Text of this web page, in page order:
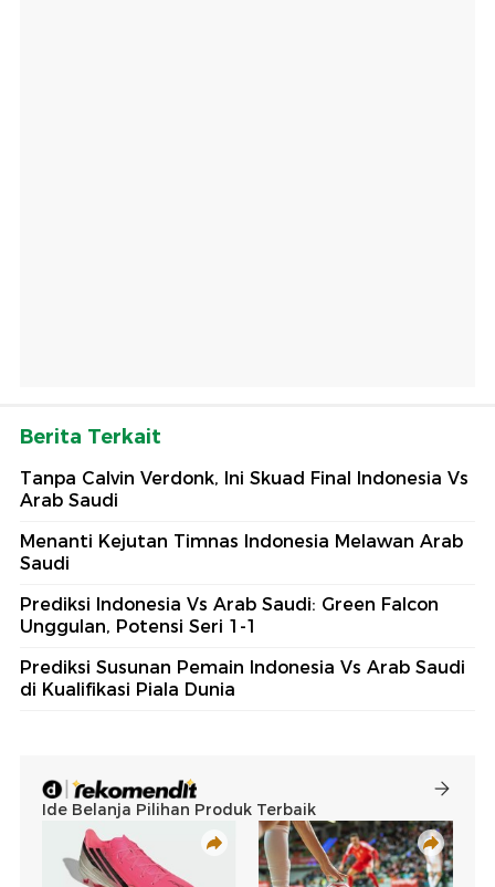
Berita Terkait
Tanpa Calvin Verdonk, Ini Skuad Final Indonesia Vs
Arab Saudi
Menanti Kejutan Timnas Indonesia Melawan Arab
Saudi
Prediksi Indonesia Vs Arab Saudi: Green Falcon
Unggulan, Potensi Seri 1-1
Prediksi Susunan Pemain Indonesia Vs Arab Saudi
di Kualifikasi Piala Dunia